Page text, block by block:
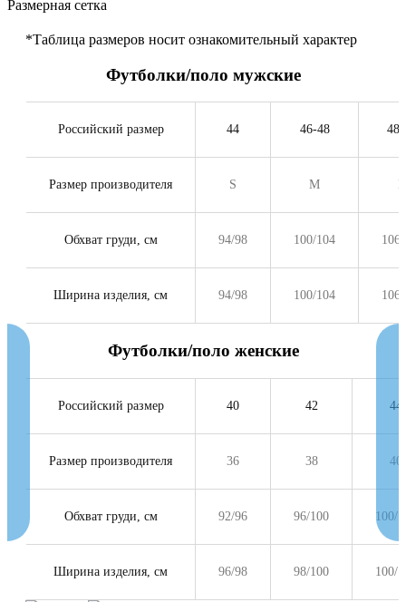
Размерная сетка
*Таблица размеров носит ознакомительный характер
Футболки/поло мужские
Российский размер 44 46-48
Размер производителя S M L
Обхват груди, см 94/98 100/104
Ширина изделия, см 94/98 100/104
Футболки/поло женские
Российский размер 40 42 44
Размер производителя 36 38 40
Обхват груди, см 92/96 96/100 100/
Ширина изделия, см 96/98 98/100 100/